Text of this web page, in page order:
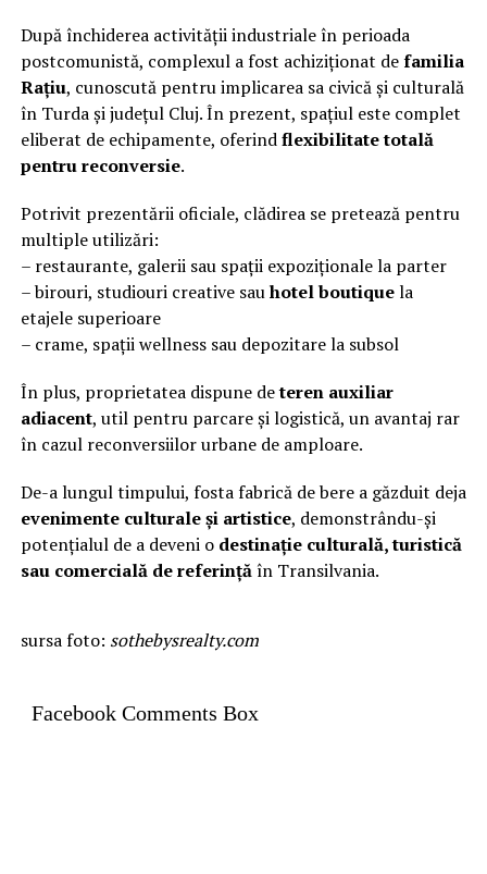
După închiderea activității industriale în perioada
postcomunistă, complexul a fost achiziționat defamilia
Rațiu, cunoscută pentru implicarea sa civică și culturală
în Turda și județul Cluj. În prezent, spațiul este complet
eliberat de echipamente, oferindflexibilitate totală
pentru reconversie.
Potrivit prezentării oficiale, clădirea se pretează pentru
multiple utilizări:
– restaurante, galerii sau spații expoziționale la parter
– birouri, studiouri creative sauhotel boutiquela
etajele superioare
– crame, spații wellness sau depozitare la subsol
În plus, proprietatea dispune deteren auxiliar
adiacent, util pentru parcare și logistică, un avantaj rar
în cazul reconversiilor urbane de amploare.
De-a lungul timpului, fosta fabrică de bere a găzduit deja
evenimente culturale și artistice, demonstrându-și
potențialul de a deveni o destinație culturală, turistică
sau comercială de referințăîn Transilvania.
sursa foto: sothebysrealty.com
Facebook Comments Box